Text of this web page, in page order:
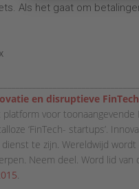
Als het gaat om
en disruptieve
voor
‘FinTech- startups’.
te zijn. Wereldwijd
Neem deel. Word lid van
.